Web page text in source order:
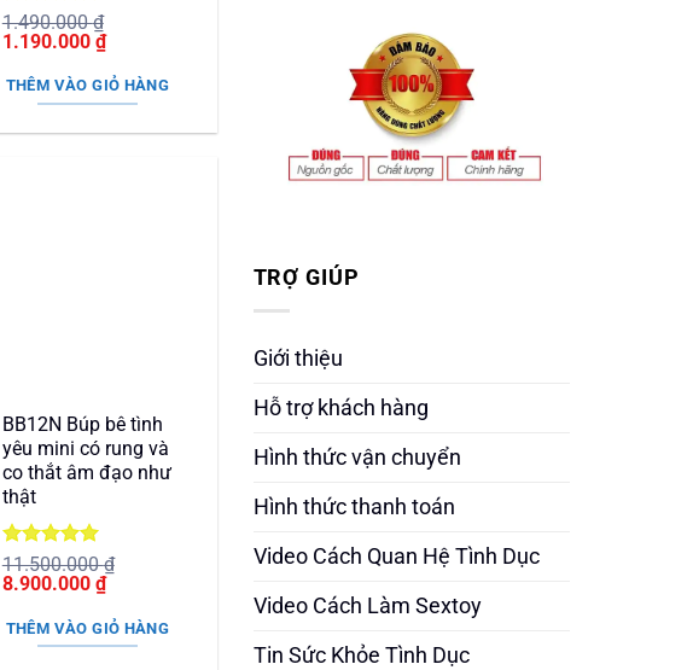
Được xếp
hạng55
1.490.000₫
Giá
là:
1.490.000 ₫.
1.190.000 ₫Giá
hiện
tại
là:
THÊM VÀO GIỎ HÀNG
BB12N Búp bê tình
yêu mini có rung và
co thắt âm đạo như
thật
Được xếp
hạng55
11.500.000₫
Giá
là:
11.500.000 ₫.
8.900.000 ₫Giá
tại
là:
THÊM VÀO GIỎ HÀNG
TRỢ GIÚP
Giới thiệu
Hỗ trợ khách hàng
Hình thức vận chuyển
Hình thức thanh toán
Video Cách Quan Hệ Tình Dục
Video Cách Làm Sextoy
Tin Sức Khỏe Tình Dục